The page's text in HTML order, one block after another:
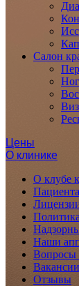
Салон
Цены
О клинике
О клубе
Политика
Наши
Вопросы
Вакансии
Отзывы